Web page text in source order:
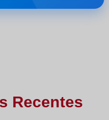
Recentes